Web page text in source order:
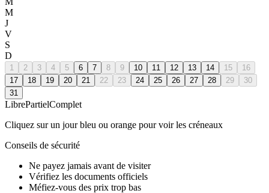
M
J
V
S
D
1 2 3 4 5 6 7 8 9 10 11 12 13 14 15
16
17
18 19 20 21 22 23 24 25 26 27 28 29
30
31
LibrePartielComplet
Cliquez sur un jour bleu ou orange pour voir les créneaux
Conseils de sécurité
Ne payez jamais avant de visiter
Vérifiez les documents officiels
Méfiez-vous des prix trop bas